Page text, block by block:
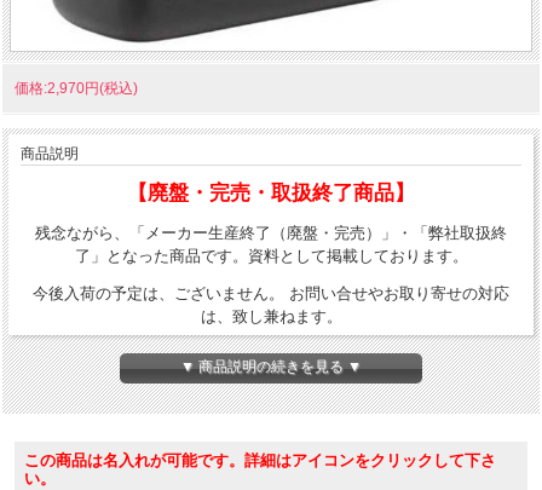
価格:2,970円(税込)
商品説明
【廃盤・完売・取扱終了商品】
残念ながら、「メーカー生産終了（廃盤・完売）」・「弊社取扱終
了」となった商品です。資料として掲載しております。
今後入荷の予定は、ございません。 お問い合せやお取り寄せの対応
は、致し兼ねます。
迷路柄を使ってZippoロゴをデザインしたZippo。マットカラーのZippo
にレーザー彫刻で加工、地の真鍮を活かした加工。普段使いにおすす
め！
※US加工品ならではの、「キャンドボトム」仕様。（外縁に対して中
が窪んだ上げ底）一般的に採用されているのはキャンドボトム。フラ
▼ 商品説明の続きを見る ▼
この商品は名入れが可能です。詳細はアイコンをクリックして下さ
い。